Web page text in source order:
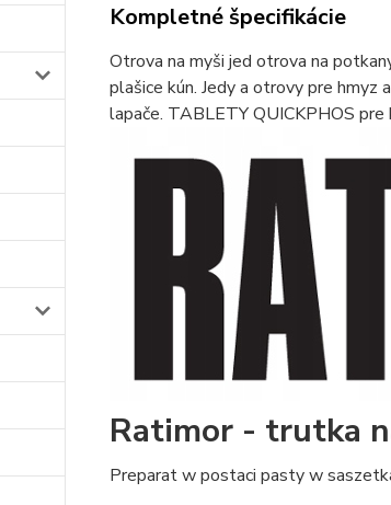
Kompletné špecifikácie
Otrova na myši jed otrova na
plašice kún. Jedy a otrovy pre hmyz
lapače. TABLETY QUICKPHOS pre
Ratimor - trutka
Preparat w postaci pasty w